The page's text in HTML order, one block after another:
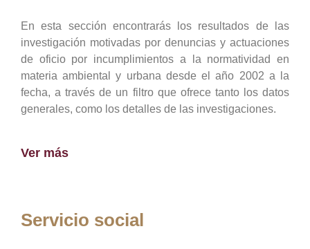
En esta sección encontrarás los resultados de las
investigación motivadas por denuncias y actuaciones
de oficio por incumplimientos a la normatividad en
materia ambiental y urbana desde el año 2002 a la
fecha, a través de un filtro que ofrece tanto los datos
generales, como los detalles de las investigaciones.
Ver más
Servicio social